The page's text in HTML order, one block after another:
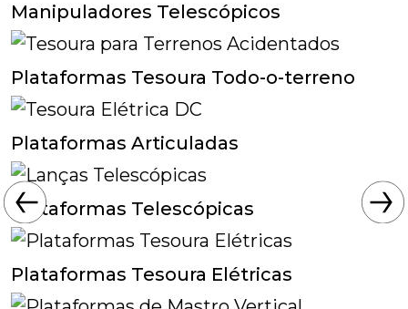
Manipuladores Telescópicos
Plataformas Tesoura Todo-o-terreno
Plataformas Articuladas
Plataformas Telescópicas
Plataformas Tesoura Elétricas